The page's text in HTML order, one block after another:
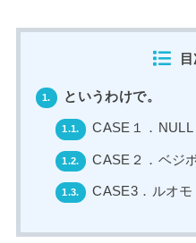
1. というわけで。
1.1. CASE１．
1.2. CASE２．ベジ
1.3. CASE3．ルオ